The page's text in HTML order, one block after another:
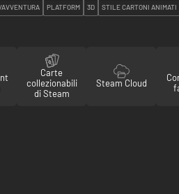
PLATFORM 3D STILE CARTONI ANIMATI
Carte
collezionabili
di Steam
Steam Cloud